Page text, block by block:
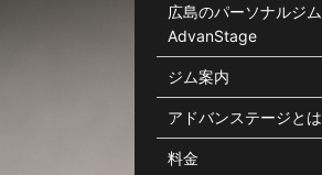
広島のパーソナルジム
AdvanStage
ジム案内
アドバンステージとは
料金